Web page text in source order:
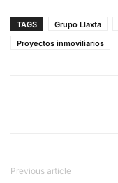
TAGS Grupo Llaxta
Proyectos inmoviliarios
Previous article